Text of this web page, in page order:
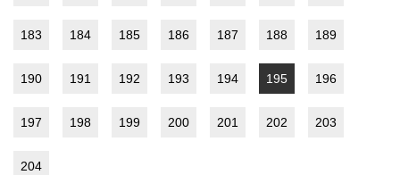
183 184 185 186 187 188 189
190 191 192 193 194 195 196
197 198 199 200 201 202 203
204